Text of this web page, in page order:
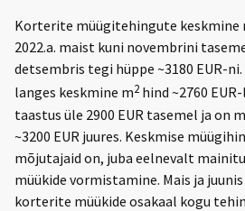
Korterite müügitehingute keskmine
2022.a. maist kuni novembrini
detsembris tegi hüppe ~3180 EUR-ni.
langes keskmine m2 hind ~2760
taastus üle 2900 EUR tasemel ja on
~3200 EUR juures. Keskmise
mõjutajaid on, juba eelnevalt
müükide vormistamine. Mais ja
korterite müükide osakaal kogu